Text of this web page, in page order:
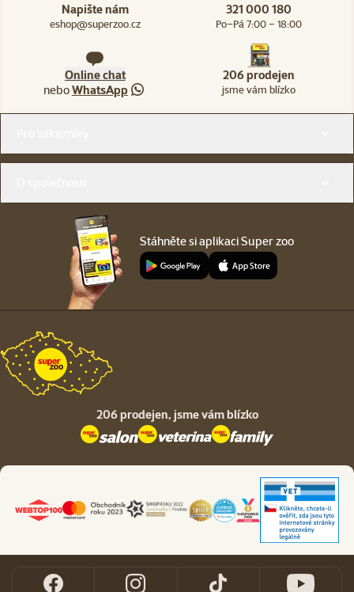
Napište nám
eshop@superzoo.cz
321 000 180
Po–Pá 7:00 – 18:00
Online chat
neboWhatsApp
206 prodejen
jsme vám blízko
Stáhněte si aplikaci Super zoo
206 prodejen, jsme vám blízko